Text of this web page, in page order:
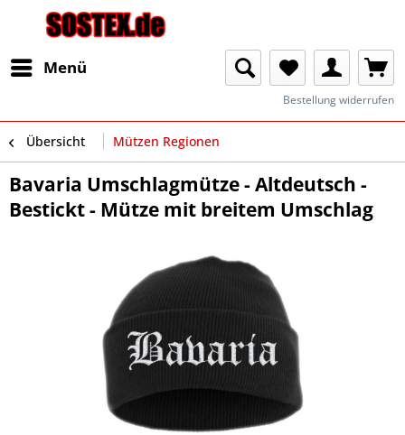
Menü
Bestellung widerrufen
Übersicht Mützen Regionen
Bavaria Umschlagmütze - Altdeutsch -
Bestickt - Mütze mit breitem Umschlag